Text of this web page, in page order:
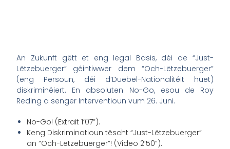
An Zukunft gëtt et eng legal Basis, déi de “Just-
Lëtzebuerger” géintiwwer dem “Och-Lëtzebuerger”
(eng Persoun, déi d’Duebel-Nationalitéit huet)
diskriminéiert. En absoluten No-Go, esou de Roy
Reding a senger Interventioun vum 26. Juni.
No-Go! (Extrait 1’07”).
Keng Diskriminatioun tëscht “Just-Lëtzebuerger”
an “Och-Lëtzebuerger”! (Video 2’50”).